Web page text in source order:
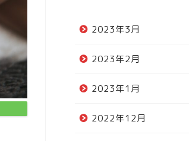
2023年3月
2023年2月
2023年1月
2022年12月